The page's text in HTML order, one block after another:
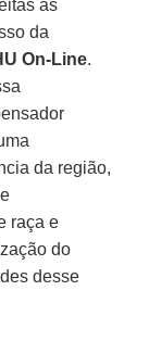
as
da
On-Line.
da região,
raça e
do
desse